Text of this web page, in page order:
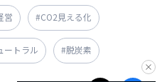
営 #CO2見える化
ートラル #脱炭素